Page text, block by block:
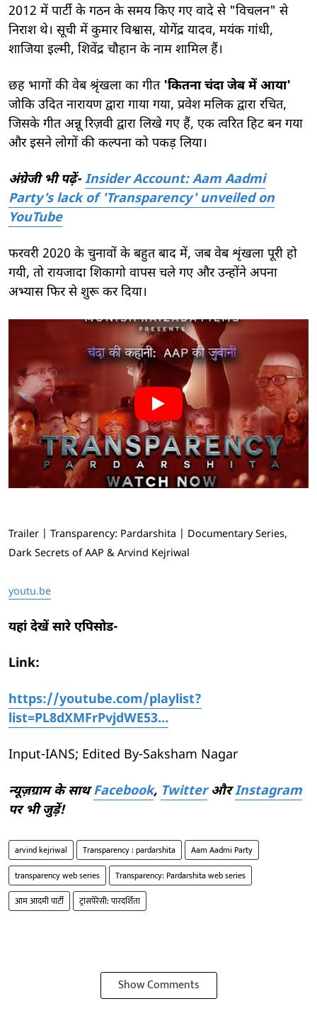
2012 में पार्टी के गठन के समय किए गए वादे से "विचलन" से
निराश थे। सूची में कुमार विश्वास, योगेंद्र यादव, मयंक गांधी,
शाजिया इल्मी, शिवेंद्र चौहान के नाम शामिल हैं।
छह भागों की वेब श्रृंखला का गीत 'कितना चंदा जेब में आया'
जोकि उदित नारायण द्वारा गाया गया, प्रवेश मलिक द्वारा रचित,
जिसके गीत अन्नू रिज़वी द्वारा लिखे गए हैं, एक त्वरित हिट बन गया
और इसने लोगों की कल्पना को पकड़ लिया।
अंग्रेजी भी पढ़ें-Insider Account: Aam Aadmi
Party's lack of 'Transparency' unveiled on
YouTube
फरवरी 2020 के चुनावों के बहुत बाद में, जब वेब शृंखला पूरी हो
गयी, तो रायजादा शिकागो वापस चले गए और उन्होंने अपना
अभ्यास फिर से शुरू कर दिया।
Trailer | Transparency: Pardarshita | Documentary Series,
Dark Secrets of AAP & Arvind Kejriwal
youtu.be
यहां देखें सारे एपिसोड-
Link:
https://youtube.com/playlist?
list=PL8dXMFrPvjdWE53…
Input-IANS; Edited By-Saksham Nagar
न्यूज़ग्राम के साथFacebook, TwitterऔरInstagram
पर भी जुड़ें!
arvind kejriwal Transparency : pardarshita
Aam Aadmi Party
transparency web series
Transparency: Pardarshita web series
आम आदमी पार्टी
ट्रांसपेरेंसी: पारदर्शिता
Show Comments